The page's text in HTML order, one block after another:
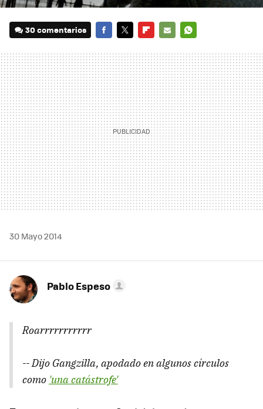
30 comentarios
MAIL
30 Mayo 2014
Pablo Espeso
Roarrrrrrrrrrr
-- Dijo Gangzilla, apodado en algunos círculos
como 'una catástrofe'